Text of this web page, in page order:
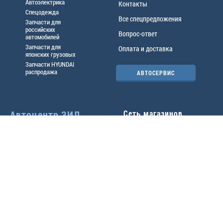
Автоэлектрика
Спецодежда
Запчасти для
российских
автомобилей
Запчасти для
японских грузовых
Запчасти HYUNDAI
распродажа
Контакты
Все спецпредложения
Вопрос-ответ
Оплата и доставка
АВТОСЕРВИС
Автоцентр ЗИЛ
Сеть магазинов